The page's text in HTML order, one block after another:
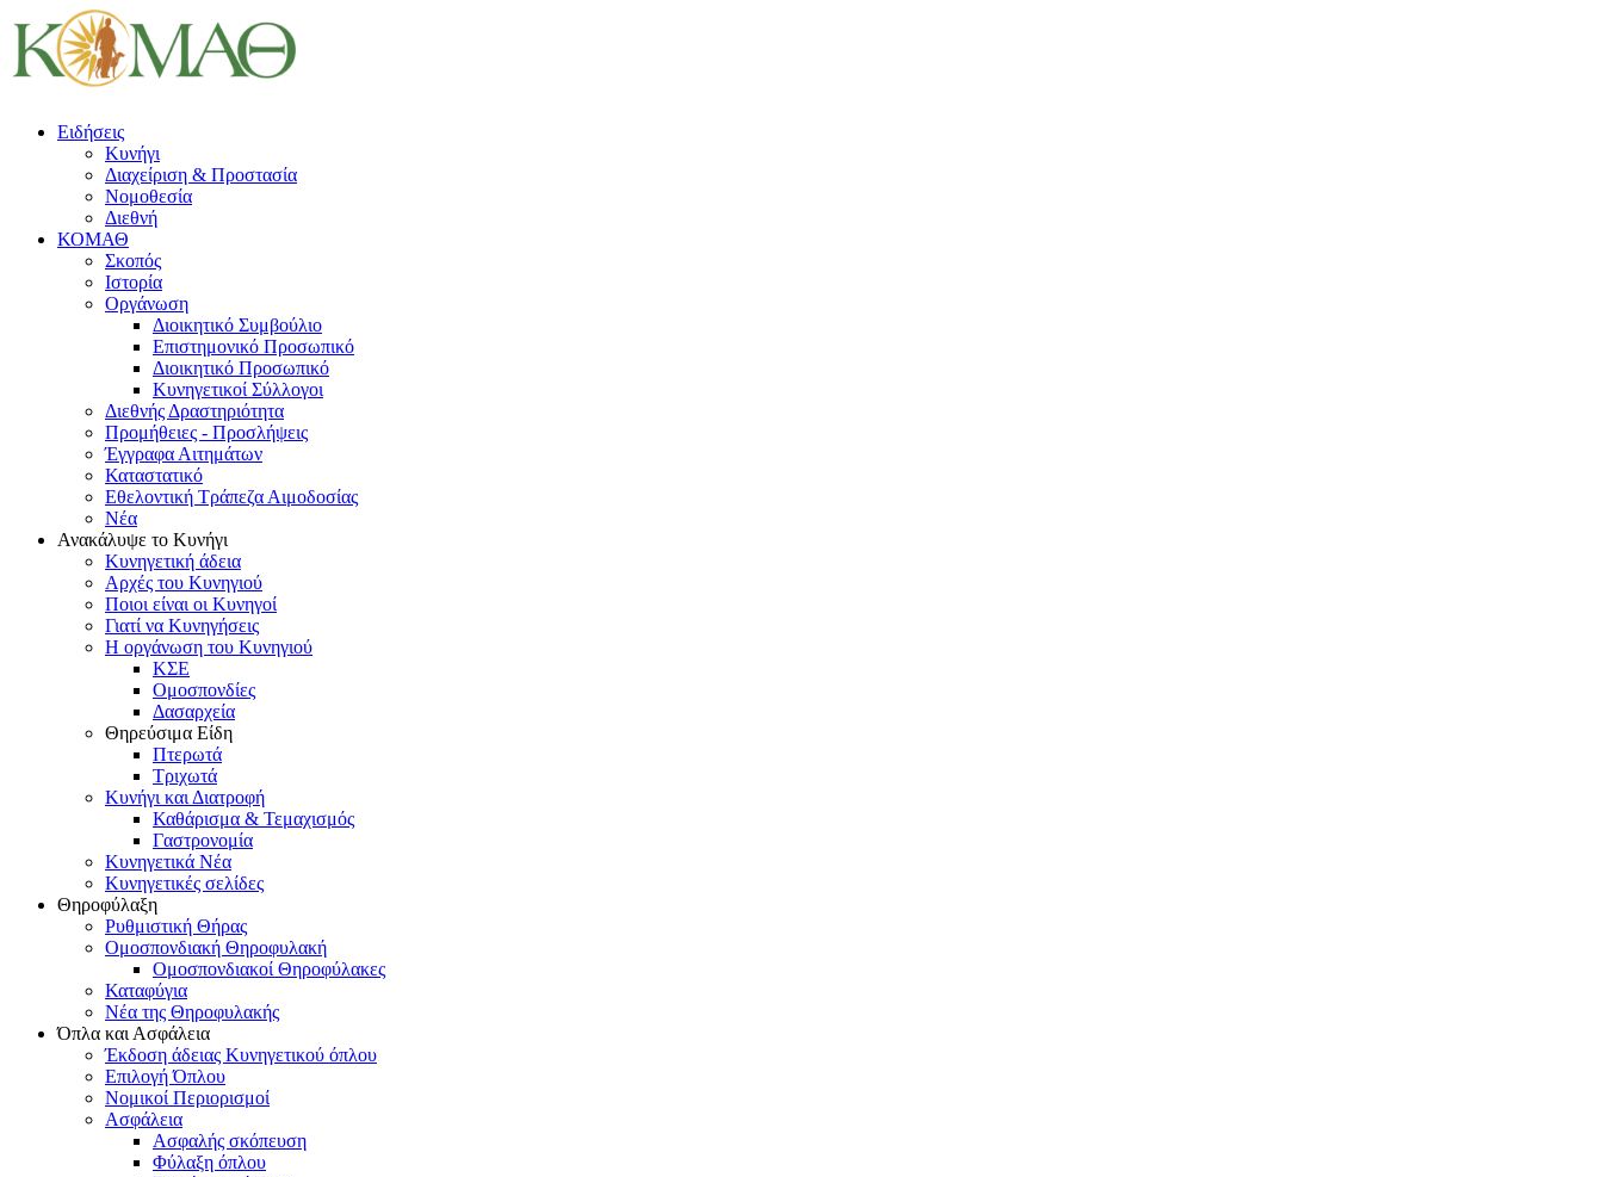
Ειδήσεις
Κυνήγι
Διαχείριση & Προστασία
Νομοθεσία
Διεθνή
ΚΟΜΑΘ
Σκοπός
Ιστορία
Οργάνωση
Διοικητικό Συμβούλιο
Επιστημονικό Προσωπικό
Διοικητικό Προσωπικό
Κυνηγετικοί Σύλλογοι
Διεθνής Δραστηριότητα
Προμήθειες - Προσλήψεις
Έγγραφα Αιτημάτων
Καταστατικό
Εθελοντική Τράπεζα Αιμοδοσίας
Νέα
Ανακάλυψε το Κυνήγι
Κυνηγετική άδεια
Αρχές του Κυνηγιού
Ποιοι είναι οι Κυνηγοί
Γιατί να Κυνηγήσεις
Η οργάνωση του Κυνηγιού
ΚΣΕ
Ομοσπονδίες
Δασαρχεία
Θηρεύσιμα Είδη
Πτερωτά
Τριχωτά
Κυνήγι και Διατροφή
Καθάρισμα & Τεμαχισμός
Γαστρονομία
Κυνηγετικά Νέα
Κυνηγετικές σελίδες
Θηροφύλαξη
Ρυθμιστική Θήρας
Ομοσπονδιακή Θηροφυλακή
Oμοσπονδιακοί Θηροφύλακες
Καταφύγια
Νέα της Θηροφυλακής
Όπλα και Ασφάλεια
Έκδοση άδειας Κυνηγετικού όπλου
Επιλογή Όπλου
Νομικοί Περιορισμοί
Ασφάλεια
Ασφαλής σκόπευση
Φύλαξη όπλου